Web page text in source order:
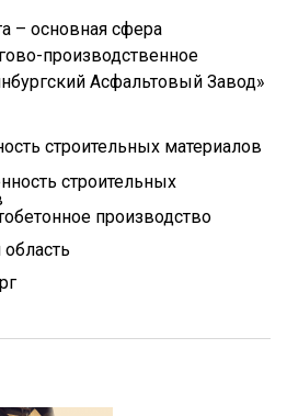
– основная сфера
производственное
Асфальтовый Завод»
строительных материалов
строительных
производство